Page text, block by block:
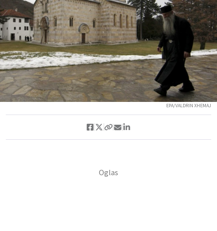
EPA/VALDRIN XHEMAJ